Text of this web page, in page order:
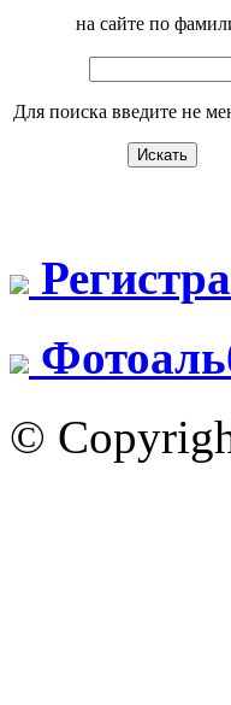
на сайте по
Для поиска введите не
©